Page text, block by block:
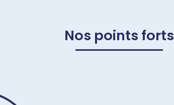
Nos points forts